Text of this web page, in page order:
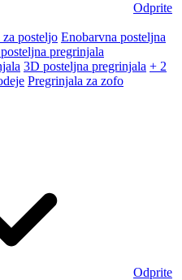
Odprite
posteljo Enobarvna posteljna
pregrinjala
3D posteljna pregrinjala + 2
Pregrinjala za zofo
Odprite